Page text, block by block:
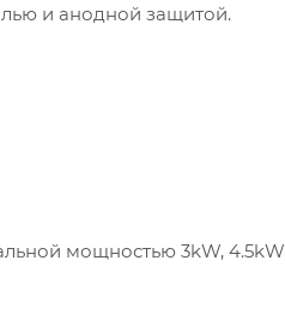
и анодной защитой.
мощностью 3kW,